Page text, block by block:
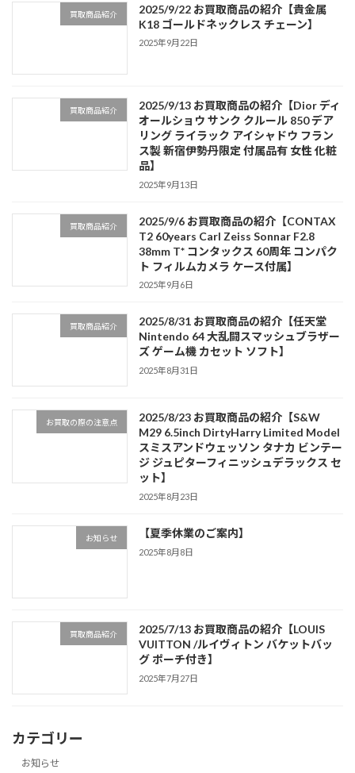
買取商品紹介
2025/9/22 お買取商品の紹介【貴金属
K18 ゴールドネックレス チェーン】
2025年9月22日
買取商品紹介
2025/9/13 お買取商品の紹介【Dior ディ
オールショウ サンク クルール 850 デア
リング ライラック アイシャドウ フラン
ス製 新宿伊勢丹限定 付属品有 女性 化粧
品】
2025年9月13日
買取商品紹介
2025/9/6 お買取商品の紹介【CONTAX
T2 60years Carl Zeiss Sonnar F2.8
38mm T* コンタックス 60周年 コンパク
ト フィルムカメラ ケース付属】
2025年9月6日
買取商品紹介
2025/8/31 お買取商品の紹介【任天堂
Nintendo 64 大乱闘スマッシュブラザー
ズ ゲーム機 カセット ソフト】
2025年8月31日
お買取の際の注意点
2025/8/23 お買取商品の紹介【S&W
M29 6.5inch DirtyHarry Limited Model
スミスアンドウェッソン タナカ ビンテー
ジ ジュピターフィニッシュデラックス セ
ット】
2025年8月23日
お知らせ 【夏季休業のご案内】
2025年8月8日
買取商品紹介
2025/7/13 お買取商品の紹介【LOUIS
VUITTON /ルイヴィトン バケットバッ
グ ポーチ付き】
2025年7月27日
カテゴリー
お知らせ